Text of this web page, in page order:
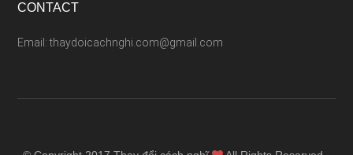
CONTACT
Email: thaydoicachnghi.com@gmail.com